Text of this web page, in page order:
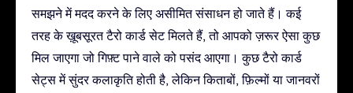
समझने में मदद करने के लिए असीमित संसाधन हो जाते हैं। कई
तरह के ख़ूबसूरत टैरो कार्ड सेट मिलते हैं, तो आपको ज़रूर ऐसा कुछ
मिल जाएगा जो गिफ़्ट पाने वाले को पसंद आएगा। कुछ टैरो कार्ड
सेट्स में सुंदर कलाकृति होती है, लेकिन किताबों, फ़िल्मों या जानवरों